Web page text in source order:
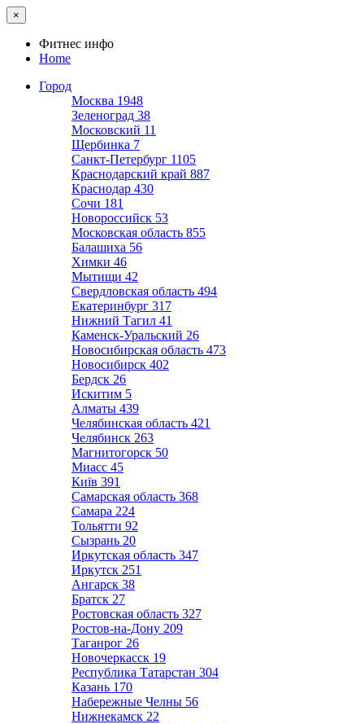
×
Фитнес инфо
Home
Город
Москва 1948
Зеленоград 38
Московский 11
Щербинка 7
Санкт-Петербург 1105
Краснодарский край 887
Краснодар 430
Сочи 181
Новороссийск 53
Московская область 855
Балашиха 56
Химки 46
Мытищи 42
Свердловская область 494
Екатеринбург 317
Нижний Тагил 41
Каменск-Уральский 26
Новосибирская область 473
Новосибирск 402
Бердск 26
Искитим 5
Алматы 439
Челябинская область 421
Челябинск 263
Магнитогорск 50
Миасс 45
Київ 391
Самарская область 368
Самара 224
Тольятти 92
Сызрань 20
Иркутская область 347
Иркутск 251
Ангарск 38
Братск 27
Ростовская область 327
Ростов-на-Дону 209
Таганрог 26
Новочеркасск 19
Республика Татарстан 304
Казань 170
Набережные Челны 56
Нижнекамск 22